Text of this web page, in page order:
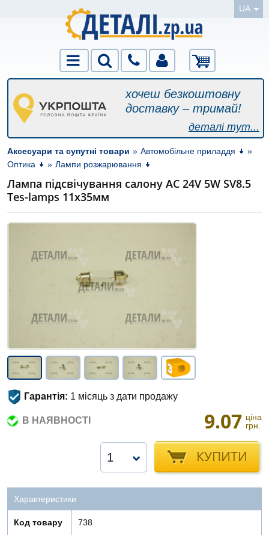
UA
хочеш безкоштовну
доставку – тримай!
деталі тут...
Аксесуари та супутні товари » Автомобільне приладдя
»
Оптика
» Лампи розжарювання
Лампа підсвічування салону АС 24V 5W SV8.5
Tes-lamps 11х35мм
Гарантія: 1 місяць з дати продажу
В НАЯВНОСТІ 9.07 ціна
грн.
КУПИТИ
1
Характеристики
Код товару 738